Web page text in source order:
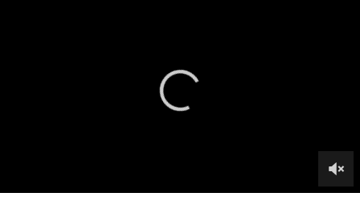
entendu un bruit ressemblant à une explosion vers 10h30. Il
n’en est finalement rien. Le bruit semblait venir de Dilbeek mais
Le passage à grande vitesse dans le ciel de Bruxelles est